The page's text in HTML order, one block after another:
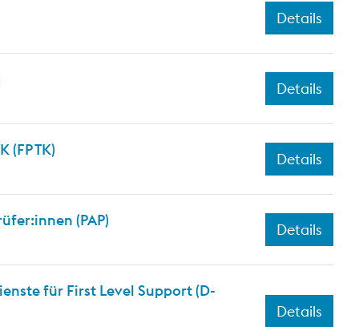
Details
Details
(FP TK)
Details
(PAP)
Details
für First Level Support (D-
Details